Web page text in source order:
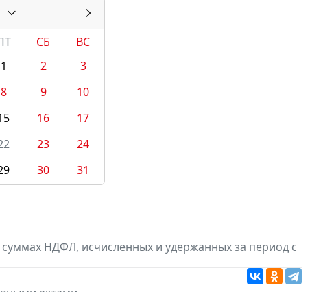
СБ
ВС
1
2
3
8 9
10
16
17
23
24
30 31
суммах НДФЛ, исчисленных и удержанных за период с